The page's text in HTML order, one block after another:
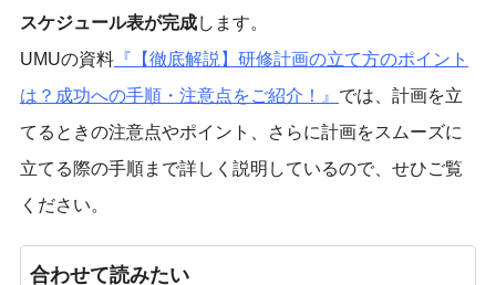
スケジュール表が完成します。
UMUの資料『【徹底解説】研修計画の立て方のポイント
は？成功への手順・注意点をご紹介！』 では、計画を立
てるときの注意点やポイント、さらに計画をスムーズに
立てる際の手順まで詳しく説明しているので、せひご覧
ください。
合わせて読みたい